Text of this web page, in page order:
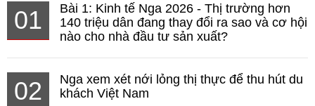
01
Bài 1: Kinh tế Nga 2026 - Thị trường hơn
140 triệu dân đang thay đổi ra sao và cơ hội
nào cho nhà đầu tư sản xuất?
02
Nga xem xét nới lỏng thị thực để thu hút du
khách Việt Nam